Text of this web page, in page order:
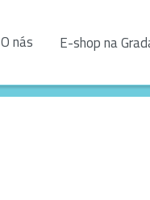
O nás E-shop na